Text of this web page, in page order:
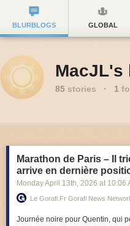
BLURBLOGS GLOBAL
MacJL's
85 stories · 1
Marathon de Paris – Il
arrive en dernière
Monday April 13th, 2026 at 10:06
Le Gorafi.fr Gorafi News
Journée noire pour Quentin, qui